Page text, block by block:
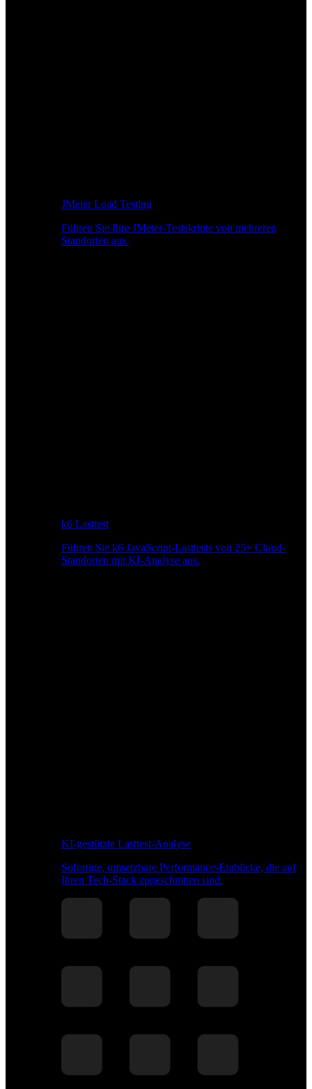
JMeter Load Testing
Führen Sie Ihre JMeter-Testskripte von mehreren
Standorten aus.
k6 Lasttest
Führen Sie k6 JavaScript-Lasttests von 25+ Cloud-
Standorten mit KI-Analyse aus.
KI-gestützte Lasttest-Analyse
Sofortige, umsetzbare Performance-Einblicke, die auf
Ihren Tech-Stack zugeschnitten sind.